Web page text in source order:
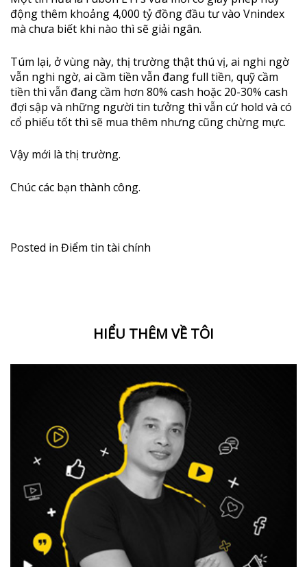
động thêm khoảng 4,000 tỷ đồng đầu tư vào Vnindex
mà chưa biết khi nào thì sẽ giải ngân.
Túm lại, ở vùng này, thị trường thật thú vị, ai nghi ngờ
vẫn nghi ngờ, ai cầm tiền vẫn đang full tiền, quỹ cầm
tiền thì vẫn đang cầm hơn 80% cash hoặc 20-30% cash
đợi sập và những người tin tưởng thì vẫn cứ hold và có
cổ phiếu tốt thì sẽ mua thêm nhưng cũng chừng mực.
Vậy mới là thị trường.
Chúc các bạn thành công.
Posted in Điểm tin tài chính
HIỂU THÊM VỀ TÔI